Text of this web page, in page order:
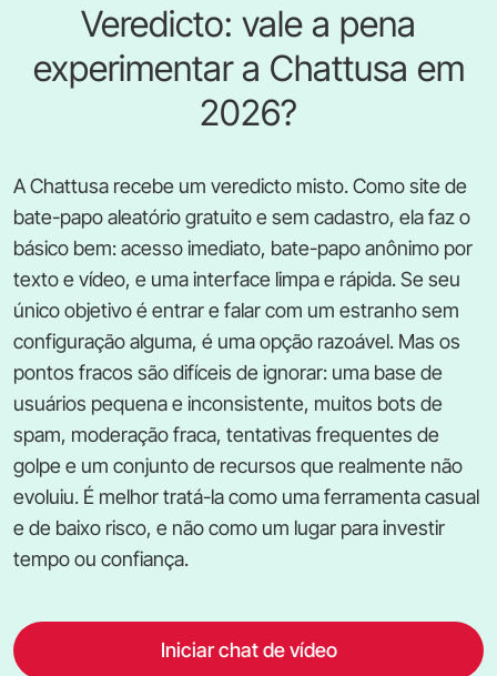
Veredicto: vale a pena
experimentar a Chattusa em
2026?
A Chattusa recebe um veredicto misto. Como site de
bate-papo aleatório gratuito e sem cadastro, ela faz o
básico bem: acesso imediato, bate-papo anônimo por
texto e vídeo, e uma interface limpa e rápida. Se seu
único objetivo é entrar e falar com um estranho sem
configuração alguma, é uma opção razoável. Mas os
pontos fracos são difíceis de ignorar: uma base de
usuários pequena e inconsistente, muitos bots de
spam, moderação fraca, tentativas frequentes de
golpe e um conjunto de recursos que realmente não
evoluiu. É melhor tratá-la como uma ferramenta casual
e de baixo risco, e não como um lugar para investir
tempo ou confiança.
Iniciar chat de vídeo